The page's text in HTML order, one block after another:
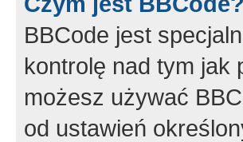
BBCode jest
kontrolę nad tym jak
możesz używać
od ustawień